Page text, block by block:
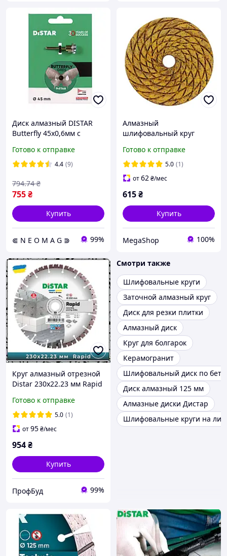
Диск алмазный DISTAR
Butterfly 45х0,6мм с
Готово к отправке
4.4 (9)
755₴
794.74 ₴
Купить
⋐ N E O M A G ⋑ 99%
Алмазный
шлифовальный круг
(100×3×15 мм)
агрессивная черепашка
для черновой обработки
плитк
Готово к отправке
5.0 (1)
от62₴/мес
615₴
Купить
MegaShop 100%
Круг алмазный отрезной
Distar 230х22.23 мм Rapid
Готово к отправке
5.0 (1)
от95₴/мес
954₴
Купить
ПрофБуд 99%
Смотри также
Шлифовальные круги
Заточной алмазный круг
Диск для резки плитки
Алмазный диск
Круг для болгарок
Керамогранит
Шлифовальный диск по
Диск алмазный 125 мм
Алмазные диски Дистар
Шлифовальные круги на